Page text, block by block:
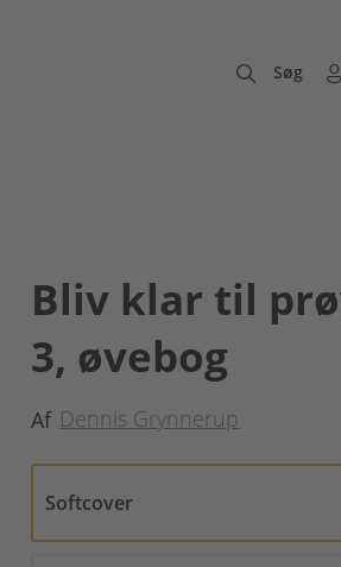
Søg
Bliv klar til
3, øvebog
Af Dennis Grynnerup
Softcover